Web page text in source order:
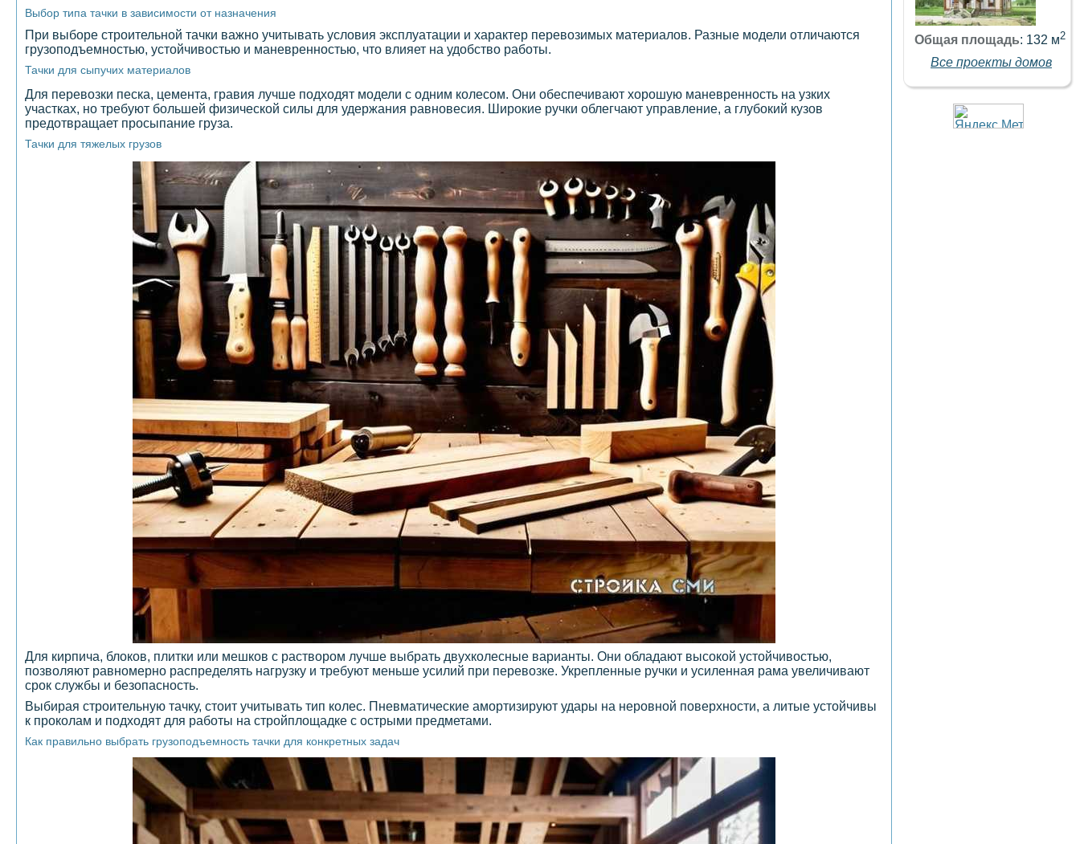
Выбор типа тачки в зависимости от назначения
При выборе строительной тачки важно учитывать условия эксплуатации и характер перевозимых материалов. Разные модели отличаются
грузоподъемностью, устойчивостью и маневренностью, что влияет на удобство работы.
Тачки для сыпучих материалов
Для перевозки песка, цемента, гравия лучше подходят модели с одним колесом. Они обеспечивают хорошую маневренность на узких
участках, но требуют большей физической силы для удержания равновесия. Широкие ручки облегчают управление, а глубокий кузов
предотвращает просыпание груза.
Тачки для тяжелых грузов
Для кирпича, блоков, плитки или мешков с раствором лучше выбрать двухколесные варианты. Они обладают высокой устойчивостью,
позволяют равномерно распределять нагрузку и требуют меньше усилий при перевозке. Укрепленные ручки и усиленная рама увеличивают
срок службы и безопасность.
Выбирая строительную тачку, стоит учитывать тип колес. Пневматические амортизируют удары на неровной поверхности, а литые устойчивы
к проколам и подходят для работы на стройплощадке с острыми предметами.
Как правильно выбрать грузоподъемность тачки для конкретных задач
Общая площадь: 132 м2
Все проекты домов